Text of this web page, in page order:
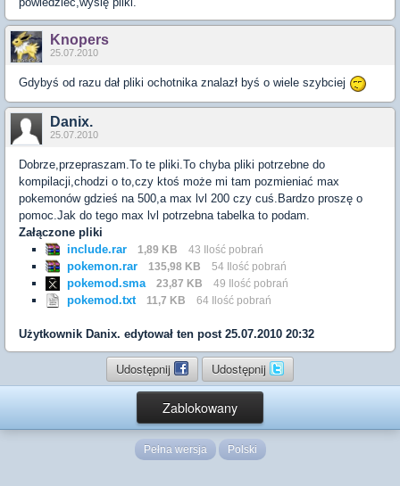
Knopers
25.07.2010
Gdybyś od razu dał pliki ochotnika znalazł byś o wiele szybciej
Danix.
25.07.2010
Dobrze,przepraszam.To te pliki.To chyba pliki potrzebne do
kompilacji,chodzi o to,czy ktoś może mi tam pozmieniać max
pokemonów gdzieś na 500,a max lvl 200 czy cuś.Bardzo proszę o
pomoc.Jak do tego max lvl potrzebna tabelka to podam.
Załączone pliki
include.rar
1,89 KB 43 Ilość pobrań
pokemon.rar 135,98 KB 54 Ilość pobrań
pokemod.sma 23,87 KB 49 Ilość pobrań
pokemod.txt 11,7 KB 64 Ilość pobrań
Użytkownik Danix. edytował ten post 25.07.2010 20:32
Udostępnij Udostępnij
Zablokowany
Pełna wersja Polski